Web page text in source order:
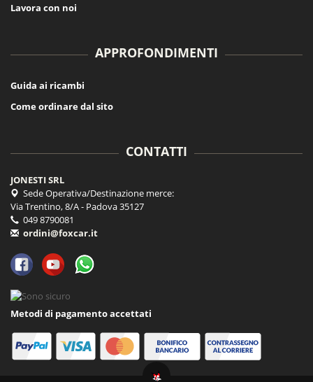
Lavora con noi
APPROFONDIMENTI
Guida ai ricambi
Come ordinare dal sito
CONTATTI
JONESTI SRL
Sede Operativa/Destinazione merce:
Via Trentino, 8/A - Padova 35127
049 8790081
ordini@foxcar.it
Metodi di pagamento accettati